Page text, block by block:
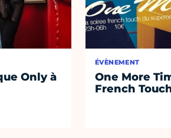
Only à
ÉVÈNEMENT
One More
French